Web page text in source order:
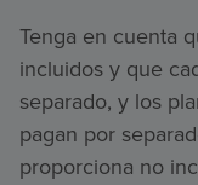
Tenga en cuenta
incluidos y que
separado, y los
pagan por
proporciona no